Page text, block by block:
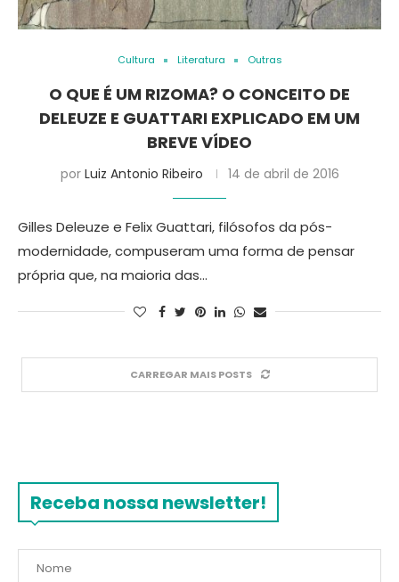
Cultura Literatura Outras
O QUE É UM RIZOMA? O CONCEITO DE
DELEUZE E GUATTARI EXPLICADO EM UM
BREVE VÍDEO
por Luiz Antonio Ribeiro 14 de abril de 2016
Gilles Deleuze e Felix Guattari, filósofos da pós-
modernidade, compuseram uma forma de pensar
própria que, na maioria das…
CARREGAR MAIS POSTS
Receba nossa newsletter!